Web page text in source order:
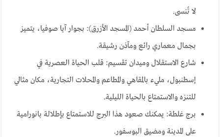
لا تُنسى.
مسجد السلطان أحمد (المسجد الأزرق): بجوار آيا صوفيا، يتميز
بجمال معماري رائع ومآذن رشيقة.
شارع الاستقلال وميدان تقسيم: قلب الحياة العصرية في
إسطنبول، مليء بالمقاهي والمطاعم والمحلات التجارية، مكان مثالي
للتنزه والاستمتاع بالحياة الليلية.
برج غلطة: يمكنك صعود هذا البرج للاستمتاع بإطلالة بانورامية
على المدينة ومضيق البوسفور.